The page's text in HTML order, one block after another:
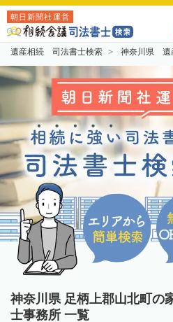
朝日新聞社運営
遺産相続 司法書士検索 神奈川県 遺
神奈川県 足柄上郡山北町の
士事務所 一覧